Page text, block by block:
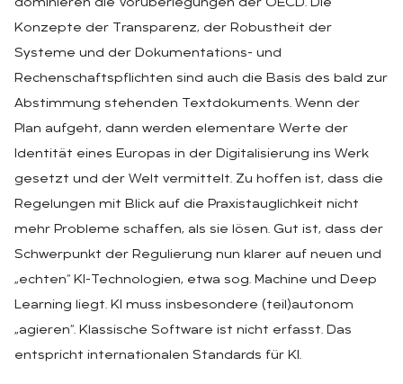
dominieren die Vorüberlegungen der OECD. Die
Konzepte der Transparenz, der Robustheit der
Systeme und der Dokumentations- und
Rechenschaftspflichten sind auch die Basis des bald zur
Abstimmung stehenden Textdokuments. Wenn der
Plan aufgeht, dann werden elementare Werte der
Identität eines Europas in der Digitalisierung ins Werk
gesetzt und der Welt vermittelt. Zu hoffen ist, dass die
Regelungen mit Blick auf die Praxistauglichkeit nicht
mehr Probleme schaffen, als sie lösen. Gut ist, dass der
Schwerpunkt der Regulierung nun klarer auf neuen und
„echten“ KI-Technologien, etwa sog. Machine und Deep
Learning liegt. KI muss insbesondere (teil)autonom
„agieren“. Klassische Software ist nicht erfasst. Das
entspricht internationalen Standards für KI.